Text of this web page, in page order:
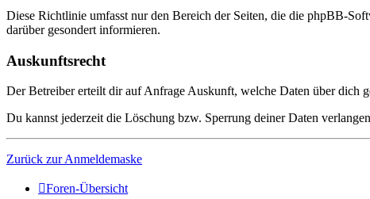
Diese Richtlinie umfasst nur den Bereich der Seiten, die die phpBB-
darüber gesondert informieren.
Auskunftsrecht
Der Betreiber erteilt dir auf Anfrage Auskunft, welche Daten über dich
Du kannst jederzeit die Löschung bzw. Sperrung deiner Daten
Zurück zur Anmeldemaske
Foren-Übersicht